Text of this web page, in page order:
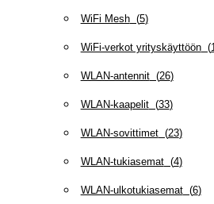
WiFi Mesh(5)
WiFi-verkot yrityskäyttöön(
WLAN-antennit(26)
WLAN-kaapelit(33)
WLAN-sovittimet(23)
WLAN-tukiasemat(4)
WLAN-ulkotukiasemat(6)